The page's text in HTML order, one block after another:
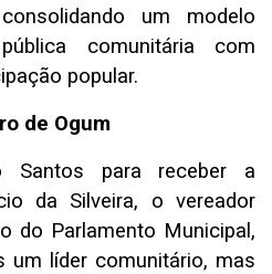
um modelo
comunitária com
popular.
de Ogum
Santos para receber a
da Silveira, o vereador
do Parlamento Municipal,
um líder comunitário, mas